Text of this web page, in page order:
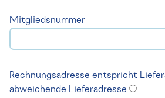
Mitgliedsnummer
Rechnungsadresse entspricht
abweichende Lieferadresse